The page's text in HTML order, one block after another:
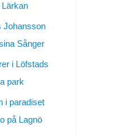
Johansson
Sånger
i Löfstads
park
i paradiset
på Lagnö